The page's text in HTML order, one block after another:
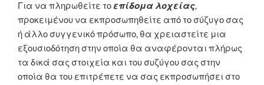
Για να πληρωθείτε το επίδομαλοχείας,
προκειμένου να εκπροσωπηθείτε από το σύζυγο σας
ή άλλο συγγενικό πρόσωπο, θα χρειαστείτε μια
εξουσιοδότηση στην οποία θα αναφέρονται πλήρως
τα δικά σας στοιχεία και του συζύγου σας στην
οποία θα του επιτρέπετε να σας εκπροσωπήσει στο